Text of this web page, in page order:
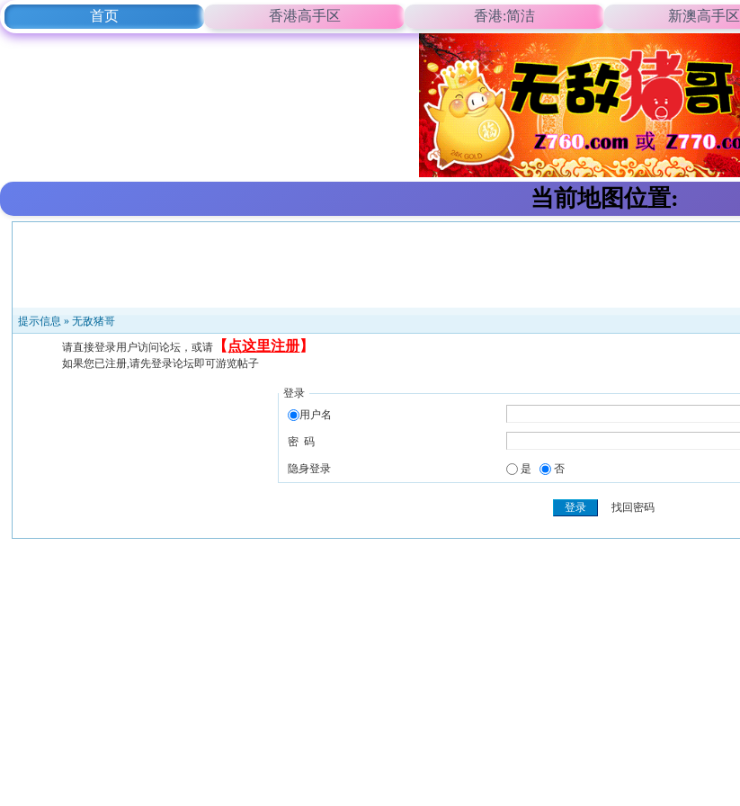
首页 香港高手区 香港:简洁 新澳高手区
当前地图位置:
提示信息 »无敌猪哥
请直接登录用户访问论坛，或请 【 点这里注册】
如果您已注册,请先登录论坛即可游览帖子
登录
用户名
密 码
隐身登录 是 否
找回密码